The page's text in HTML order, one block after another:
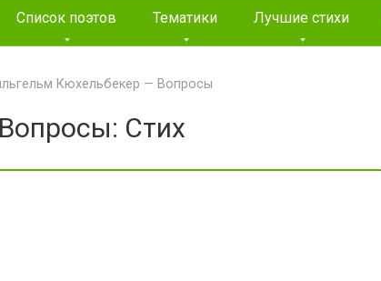
Список поэтов Тематики Лучшие стихи
Кюхельбекер — Вопросы
Стих